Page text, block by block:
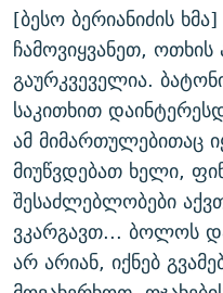
[ბესო ბერიანიძის
ჩამოვიყვანეთ,
გაურკვეველია.
საკითხით
ამ მიმართულებითაც
მიუწვდებათ ხელი,
შესაძლებლობები
ვკარგავთ... ბოლოს
არ არიან, იქნებ